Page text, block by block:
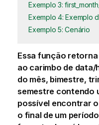
Exemplo 3:
Exemplo 4: Exemplo
Exemplo 5: Cenário
Essa função
ao carimbo de data/
do mês, bimestre,
semestre contendo
possível encontrar
o final de um